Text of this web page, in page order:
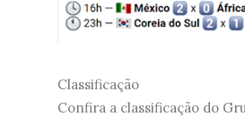
Classificação
Confira a classificação do